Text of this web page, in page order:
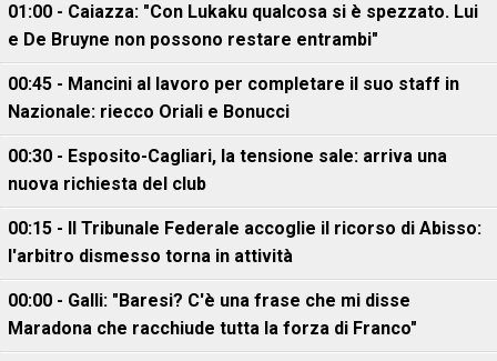
01:00 - Caiazza: "Con Lukaku qualcosa si è spezzato. Lui
e De Bruyne non possono restare entrambi"
00:45 - Mancini al lavoro per completare il suo staff in
Nazionale: riecco Oriali e Bonucci
00:30 - Esposito-Cagliari, la tensione sale: arriva una
nuova richiesta del club
00:15 - Il Tribunale Federale accoglie il ricorso di Abisso:
l'arbitro dismesso torna in attività
00:00 - Galli: "Baresi? C'è una frase che mi disse
Maradona che racchiude tutta la forza di Franco"